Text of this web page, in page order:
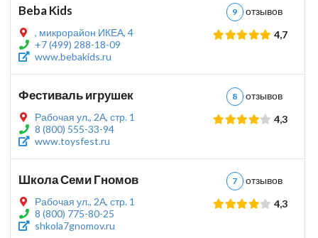
Beba Kids 9 отзывов
, микрорайон ИКЕА, 4
+7 (499) 288-18-09
www.bebakids.ru
4,7
Фестиваль игрушек 8 отзывов
Рабочая ул., 2А, стр. 1
8 (800) 555-33-94
www.toysfest.ru
4,3
Школа Семи Гномов 7 отзывов
Рабочая ул., 2А, стр. 1
8 (800) 775-80-25
shkola7gnomov.ru
4,3